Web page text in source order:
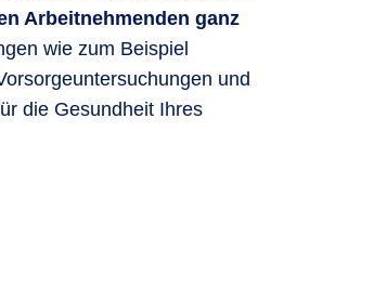
Arbeitnehmenden ganz
wie zum Beispiel
und
die Gesundheit Ihres